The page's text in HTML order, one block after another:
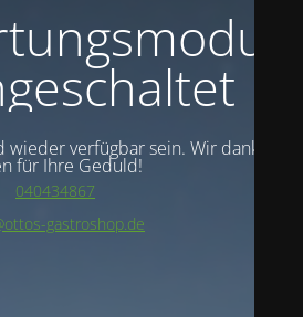
verfügbar sein. Wir danken
für Ihre Geduld!
040434867
gastroshop.de